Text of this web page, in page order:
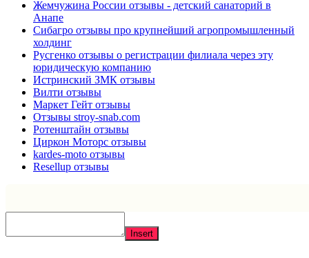
Жемчужина России отзывы - детский санаторий в
Анапе
Сибагро отзывы про крупнейший агропромышленный
холдинг
Русгенко отзывы о регистрации филиала через эту
юридическую компанию
Истринский ЗМК отзывы
Вилти отзывы
Маркет Гейт отзывы
Отзывы stroy-snab.com
Ротенштайн отзывы
Циркон Моторс отзывы
kardes-moto отзывы
Resellup отзывы
Insert